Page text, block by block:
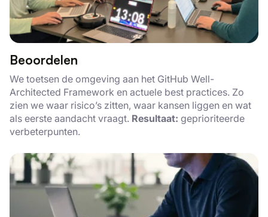
Beoordelen
We toetsen de omgeving aan het GitHub Well-
Architected Framework en actuele best practices. Zo
zien we waar risico’s zitten, waar kansen liggen en wat
als eerste aandacht vraagt. Resultaat: geprioriteerde
verbeterpunten.